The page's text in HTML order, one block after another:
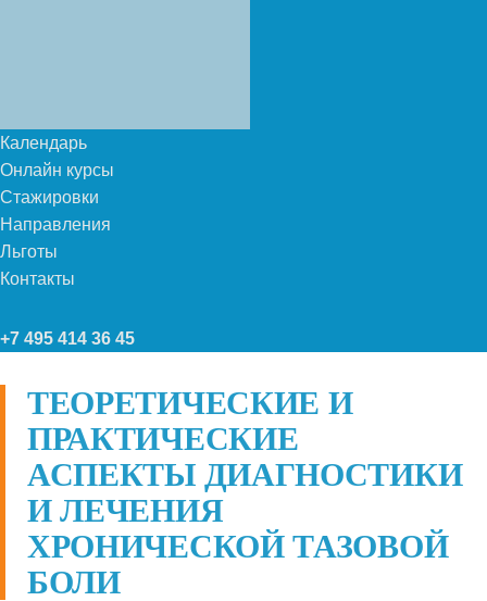
Календарь
Онлайн курсы
Стажировки
Направления
Льготы
Контакты
+7 495 414 36 45
ТЕОРЕТИЧЕСКИЕ И
ПРАКТИЧЕСКИЕ
АСПЕКТЫ ДИАГНОСТИКИ
И ЛЕЧЕНИЯ
ХРОНИЧЕСКОЙ ТАЗОВОЙ
БОЛИ